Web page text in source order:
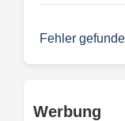
Fehler
Werbung